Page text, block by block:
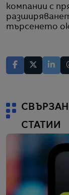
компании с
търсенето
СТАТИИ